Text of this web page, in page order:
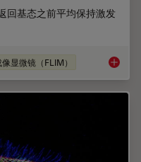
回基态之前平均保持激发
显微镜（FLIM） 荧光寿